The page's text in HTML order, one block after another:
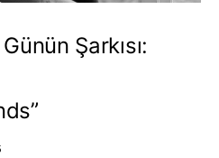
Günün Şarkısı: